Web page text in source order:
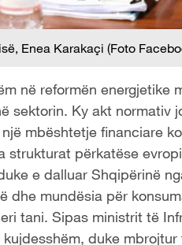
Enea Karakaçi (Foto
në reformën energjetike
sektorin. Ky akt normativ
mbështetje financiare
strukturat përkatëse
e dalluar Shqipërinë
dhe mundësia për
tani. Sipas ministrit të
duke